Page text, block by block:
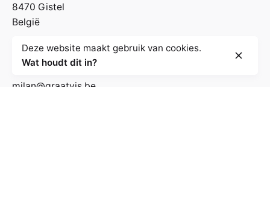
8470 Gistel
België
Contactgegevens
milan@graatvis.be
Deze website maakt gebruik van cookies.
Wat houdt dit in?